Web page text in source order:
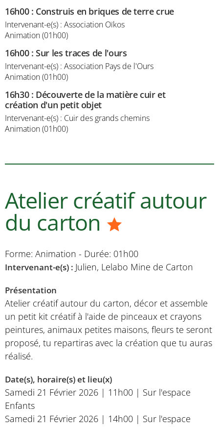
16h00: Construis en briques de terre crue
Intervenant-e(s) : Association Oïkos
Animation (01h00)
16h00:Sur les traces de l'ours
Intervenant-e(s) : Association Pays de l'Ours
Animation (01h00)
16h30: Découverte de la matière cuir et
création d'un petit objet
Intervenant-e(s) : Cuir des grands chemins
Animation (01h00)
Atelier créatif autour
du carton
Forme: Animation - Durée: 01h00
Intervenant-e(s) : Julien, Lelabo Mine de Carton
Présentation
Atelier créatif autour du carton, décor et assemble
un petit kit créatif à l'aide de pinceaux et crayons
peintures, animaux petites maisons, fleurs te seront
proposé, tu repartiras avec la création que tu auras
réalisé.
Date(s), horaire(s) et lieu(x)
Samedi 21 Février 2026 | 11h00 | Sur l'espace
Enfants
Samedi 21 Février 2026 | 14h00 | Sur l'espace